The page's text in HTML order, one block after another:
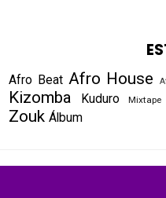
Afro Beat Afro House
Kizomba Kuduro Mixtape
Zouk Álbum